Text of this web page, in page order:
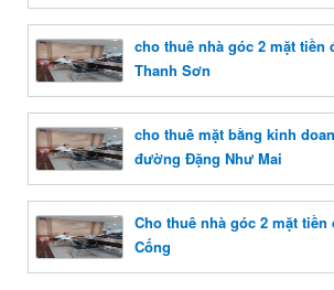
cho thuê nhà góc 2 mặt tiền
Thanh Sơn
cho thuê mặt bằng kinh
đường Đặng Như Mai
Cho thuê nhà góc 2 mặt
Cống